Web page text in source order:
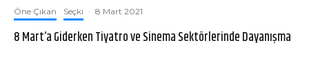
Öne Çıkan Seçki · 8 Mart 2021
8 Mart’a Giderken Tiyatro ve Sinema Sektörlerinde Dayanışma